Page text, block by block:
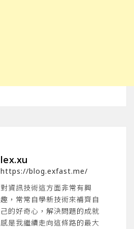
lex.xu
https://blog.exfast.me/
對資訊技術這方面非常有興
趣，常常自學新技術來補齊自
己的好奇心，解決問題的成就
感是我繼續走向這條路的最大